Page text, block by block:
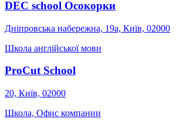
DEC school Осокорки
Дніпровська набережна, 19а, Київ, 02000
Школа англійської мови
ProCut School
20, Київ, 02000
Школа, Офис компании